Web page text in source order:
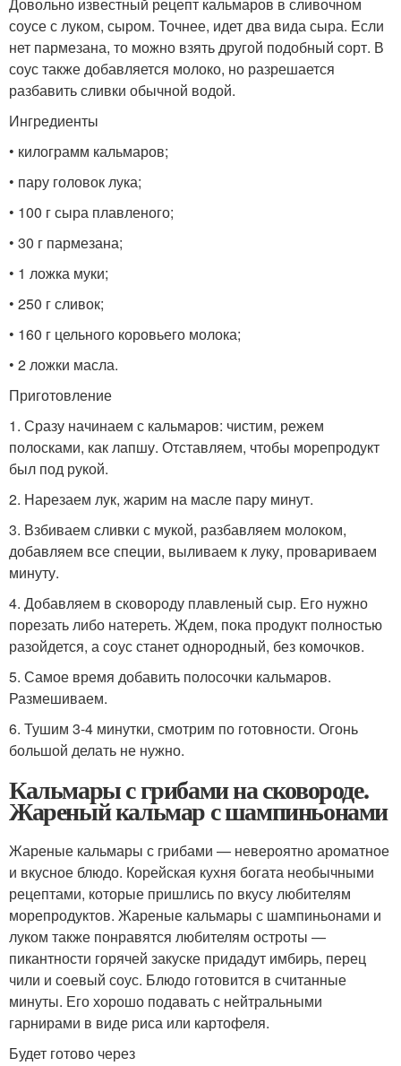
соусе с луком, сыром. Точнее, идет два вида сыра. Если
нет пармезана, то можно взять другой подобный сорт. В
соус также добавляется молоко, но разрешается
разбавить сливки обычной водой.
Ингредиенты
• килограмм кальмаров;
• пару головок лука;
• 100 г сыра плавленого;
• 30 г пармезана;
• 1 ложка муки;
• 250 г сливок;
• 160 г цельного коровьего молока;
• 2 ложки масла.
Приготовление
1. Сразу начинаем с кальмаров: чистим, режем
полосками, как лапшу. Отставляем, чтобы морепродукт
был под рукой.
2. Нарезаем лук, жарим на масле пару минут.
3. Взбиваем сливки с мукой, разбавляем молоком,
добавляем все специи, выливаем к луку, провариваем
минуту.
4. Добавляем в сковороду плавленый сыр. Его нужно
порезать либо натереть. Ждем, пока продукт полностью
разойдется, а соус станет однородный, без комочков.
5. Самое время добавить полосочки кальмаров.
Размешиваем.
6. Тушим 3-4 минутки, смотрим по готовности. Огонь
большой делать не нужно.
Кальмары с грибами на сковороде.
Жареный кальмар с шампиньонами
Жареные кальмары с грибами — невероятно ароматное
и вкусное блюдо. Корейская кухня богата необычными
рецептами, которые пришлись по вкусу любителям
морепродуктов. Жареные кальмары с шампиньонами и
луком также понравятся любителям остроты —
пикантности горячей закуске придадут имбирь, перец
чили и соевый соус. Блюдо готовится в считанные
минуты. Его хорошо подавать с нейтральными
гарнирами в виде риса или картофеля.
Будет готово через